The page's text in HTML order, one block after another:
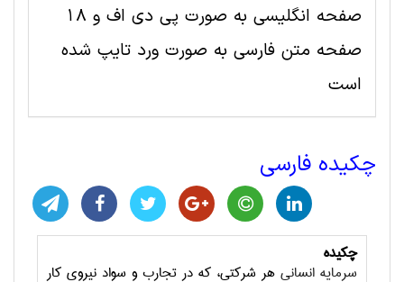
صفحه انگلیسی به صورت پی دی اف و 18
صفحه متن فارسی به صورت ورد تایپ شده
است
چکیده فارسی
چکیده
سرمایه انسانی هر شرکتی، که در تجارب و سواد نیروی کار